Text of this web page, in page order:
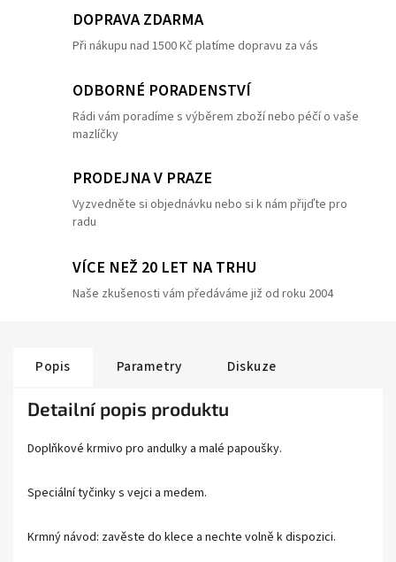
DOPRAVA ZDARMA
Při nákupu nad 1500 Kč platíme dopravu za vás
ODBORNÉ PORADENSTVÍ
Rádi vám poradíme s výběrem zboží nebo péčí o vaše
mazlíčky
PRODEJNA V PRAZE
Vyzvedněte si objednávku nebo si k nám přijďte pro
radu
VÍCE NEŽ 20 LET NA TRHU
Naše zkušenosti vám předáváme již od roku 2004
Popis Parametry Diskuze
Detailní popis produktu
Doplňkové krmivo pro andulky a malé papoušky.
Speciální tyčinky s vejci a medem.
Krmný návod: zavěste do klece a nechte volně k dispozici.